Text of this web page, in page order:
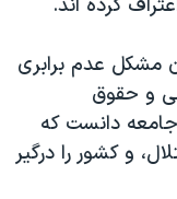
مشکل عدم برابری
و حقوق
دانست که
و کشور را درگير